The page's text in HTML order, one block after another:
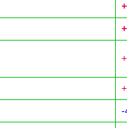
-